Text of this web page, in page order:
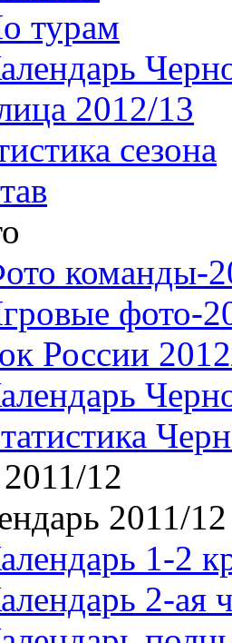
турам
2012/13
сезона
команды-
фото-
России
12
2011/12
1-2
2-ая